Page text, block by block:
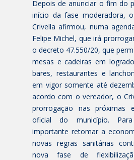
Depois de anunciar o fim do
início da fase moderadora,
Crivella afirmou, numa
Felipe Michel, que irá
o decreto 47.550/20, que
mesas e cadeiras em
bares, restaurantes e
em vigor somente até
acordo com o vereador, o
prorrogação nas próximas
oficial do município.
importante retomar a
novas regras sanitárias
nova fase de